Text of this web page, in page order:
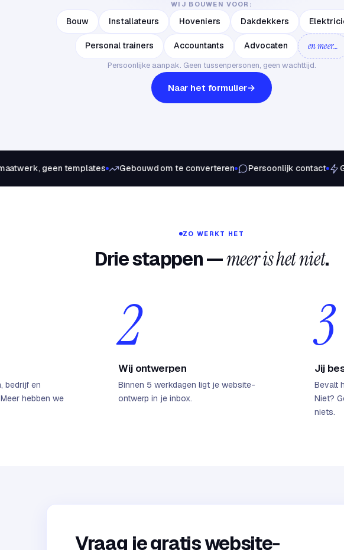
WIJ BOUWEN VOOR:
Bouw Installateurs Hoveniers Dakdekkers
Personal trainers Accountants Advocaten en meer…
Persoonlijke aanpak. Geen tussenpersonen, geen wachttijd.
Naar het formulier
geen templates Gebouwd om te converteren Persoonlijk contact
ZO WERKT HET
Drie stappen —meer is het niet.
bedrijf en
hebben we
2
Wij ontwerpen
Binnen 5 werkdagen ligt je website-
ontwerp in je inbox.
3
Jij
Bevalt
Niet?
niets.
Vraag je gratis website-